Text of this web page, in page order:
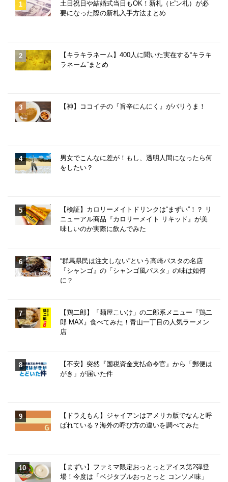
土日祝日や結婚式当日もOK！新札（ピン札）が必
要になった際の新札入手方法まとめ
【キラキラネーム】400人に聞いた実在する“キラキ
ラネーム”まとめ
【神】ココイチの『旨辛にんにく』がバリうま！
男女でこんなに差が！もし、透明人間になったら何
をしたい？
【検証】カロリーメイトドリンクは“まずい”！？ リ
ニューアル商品『カロリーメイト リキッド』が美
味しいのか実際に飲んでみた
“群馬県民は注文しない”という高崎パスタの名店
『シャンゴ』の「シャンゴ風パスタ」の味は如何
に？
【鶏二郎】「麺屋こいけ」の二郎系メニュー『鶏二
郎 MAX』食べてみた！青山一丁目の人気ラーメン
店
【不安】突然『国税資金支払命令官』から「郵便は
がき」が届いた件
【ドラえもん】ジャイアンはアメリカ版でなんと呼
ばれている？海外の呼び方の違いを調べてみた
【まずい】ファミマ限定おっとっとアイス第2弾登
場！今度は「ベジタブルおっとっと コンソメ味」